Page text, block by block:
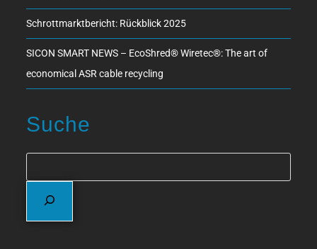
Schrottmarktbericht: Rückblick 2025
SICON SMART NEWS – EcoShred® Wiretec®: The art of
economical ASR cable recycling
Suche